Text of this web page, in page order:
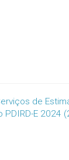
de
PDIRD-E 2024